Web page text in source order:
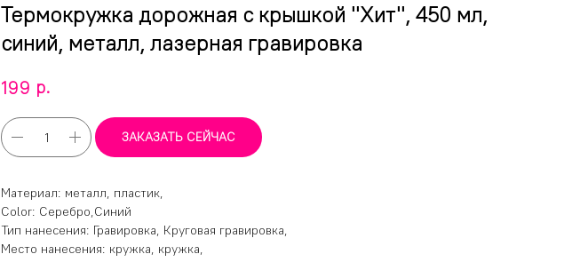
Термокружка дорожная с крышкой "Хит", 450 мл,
синий, металл, лазерная гравировка
199 р.
ЗАКАЗАТЬ СЕЙЧАС
Материал: металл, пластик,
Color: Серебро,Синий
Тип нанесения: Гравировка, Круговая гравировка,
Место нанесения: кружка, кружка,